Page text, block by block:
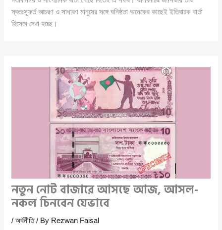
স্বতঃস্ফূর্ত আচরণ ও সাধারণ মানুষের সঙ্গে ঘনিষ্ঠতা অনেকের কাছেই ইতিবাচক বার্তা
হিসেবে দেখা হচ্ছে।
নতুন নোট বাজারে আসছে আজ, আসল-
নকল চিনবেন যেভাবে
/অর্থনীতি/ By Rezwan Faisal